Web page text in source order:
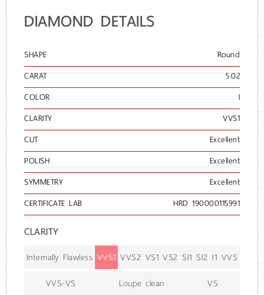
DIAMOND DETAILS
SHAPE
Round
CARAT
5.02
COLOR
I
CLARITY
VVS1
CUT
Excellent
POLISH
Excellent
SYMMETRY
Excellent
CERTIFICATE LAB
HRD 190000115991
CLARITY
Internally Flawless VVS1 VVS2 VS1 VS2 SI1 SI2 I1 VVS
VVS-VS
Loupe clean VS